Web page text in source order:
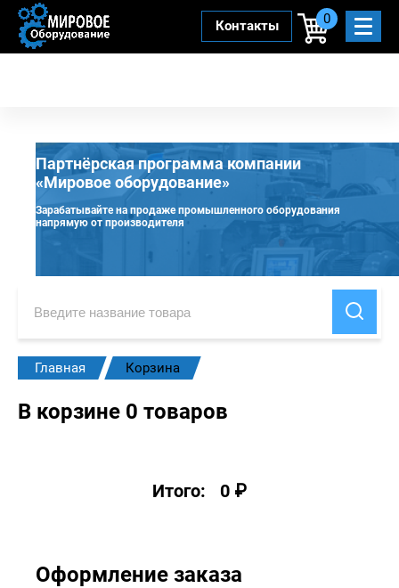
Контакты 0
Партнёрская программа компании
«Мировое оборудование»
Зарабатывайте на продаже промышленного оборудования
напрямую от производителя
Главная Корзина
В корзине 0 товаров
Итого: 0 ₽
Оформление заказа